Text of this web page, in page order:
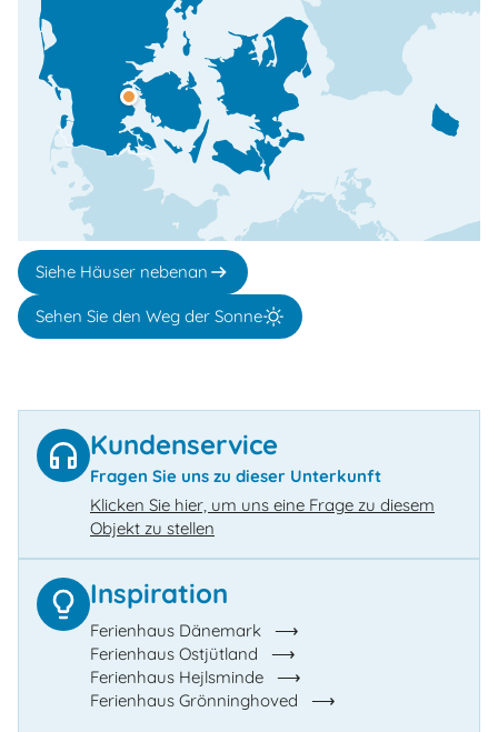
Siehe Häuser nebenan
Sehen Sie den Weg der Sonne
Kundenservice
Fragen Sie uns zu dieser Unterkunft
Klicken Sie hier, um uns eine Frage zu diesem
Objekt zu stellen
Inspiration
Ferienhaus Dänemark
Ferienhaus Ostjütland
Ferienhaus Hejlsminde
Ferienhaus Grönninghoved